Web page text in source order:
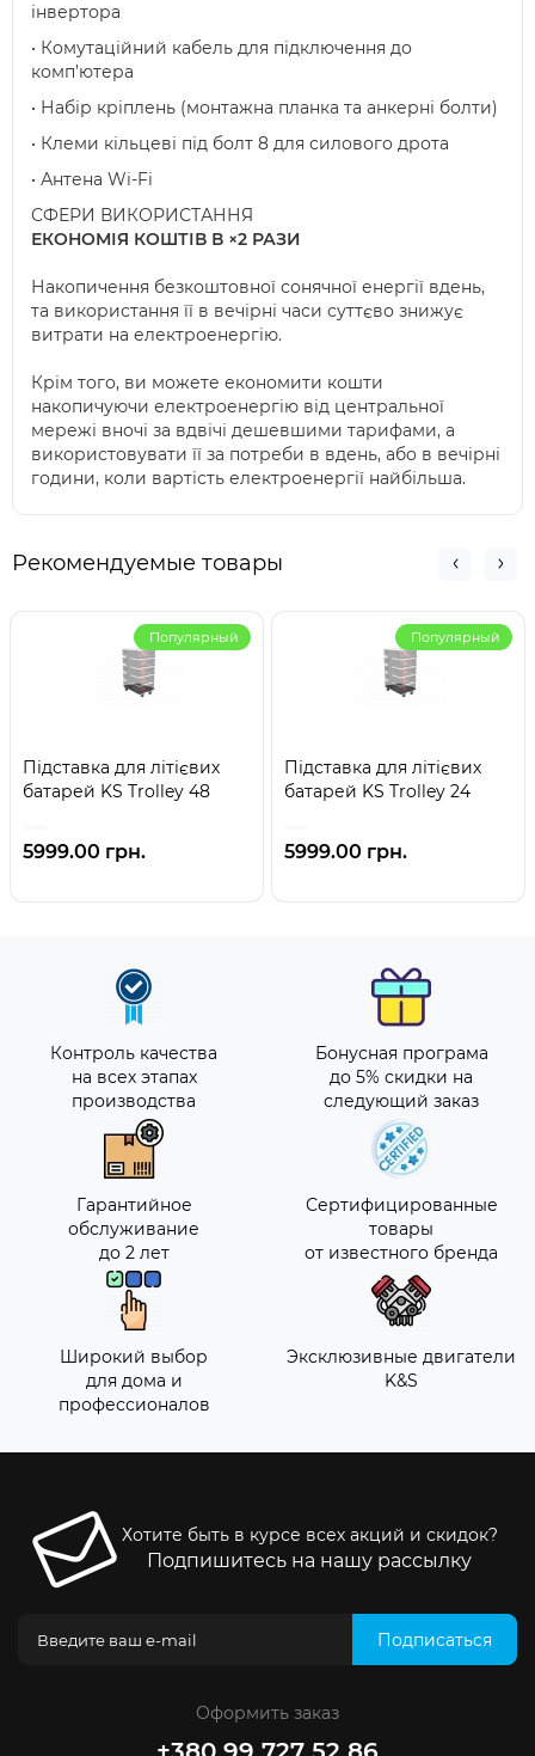
інвертора
• Комутаційний кабель для підключення до
комп’ютера
• Набір кріплень (монтажна планка та анкерні болти)
• Клеми кільцеві під болт 8 для силового дрота
• Антена Wi-Fi
СФЕРИ ВИКОРИСТАННЯ
ЕКОНОМІЯ КОШТІВ В ×2 РАЗИ
Накопичення безкоштовної сонячної енергії вдень,
та використання її в вечірні часи суттєво знижує
витрати на електроенергію.
Крім того, ви можете економити кошти
накопичуючи електроенергію від центральної
мережі вночі за вдвічі дешевшими тарифами, а
використовувати її за потреби в вдень, або в вечірні
години, коли вартість електроенергії найбільша.
Рекомендуемые товары
Популярный
Підставка для літієвих
батарей KS Trolley 48
5999.00 грн.
Популярный
Підставка для літієвих
батарей KS Trolley 24
5999.00 грн.
Контроль качества
на всех этапах
производства
Бонусная програма
до 5% скидки на
следующий заказ
Гарантийное
обслуживание
до 2 лет
Сертифицированные
товары
от известного бренда
Широкий выбор
для дома и
профессионалов
Эксклюзивные двигатели
K&S
Хотите быть в курсе всех акций и скидок?
Подпишитесь на нашу рассылку
Подписаться
Оформить заказ